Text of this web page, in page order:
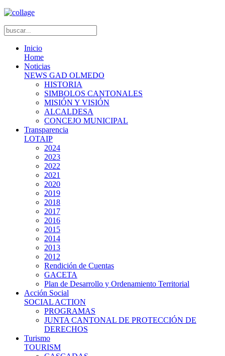
Inicio
Home
Noticias
NEWS GAD OLMEDO
HISTORIA
SIMBOLOS CANTONALES
MISIÓN Y VISIÓN
ALCALDESA
CONCEJO MUNICIPAL
Transparencia
LOTAIP
2024
2023
2022
2021
2020
2019
2018
2017
2016
2015
2014
2013
2012
Rendición de Cuentas
GACETA
Plan de Desarrollo y Ordenamiento Territorial
Acción Social
SOCIAL ACTION
PROGRAMAS
JUNTA CANTONAL DE PROTECCIÓN DE
DERECHOS
Turismo
TOURISM